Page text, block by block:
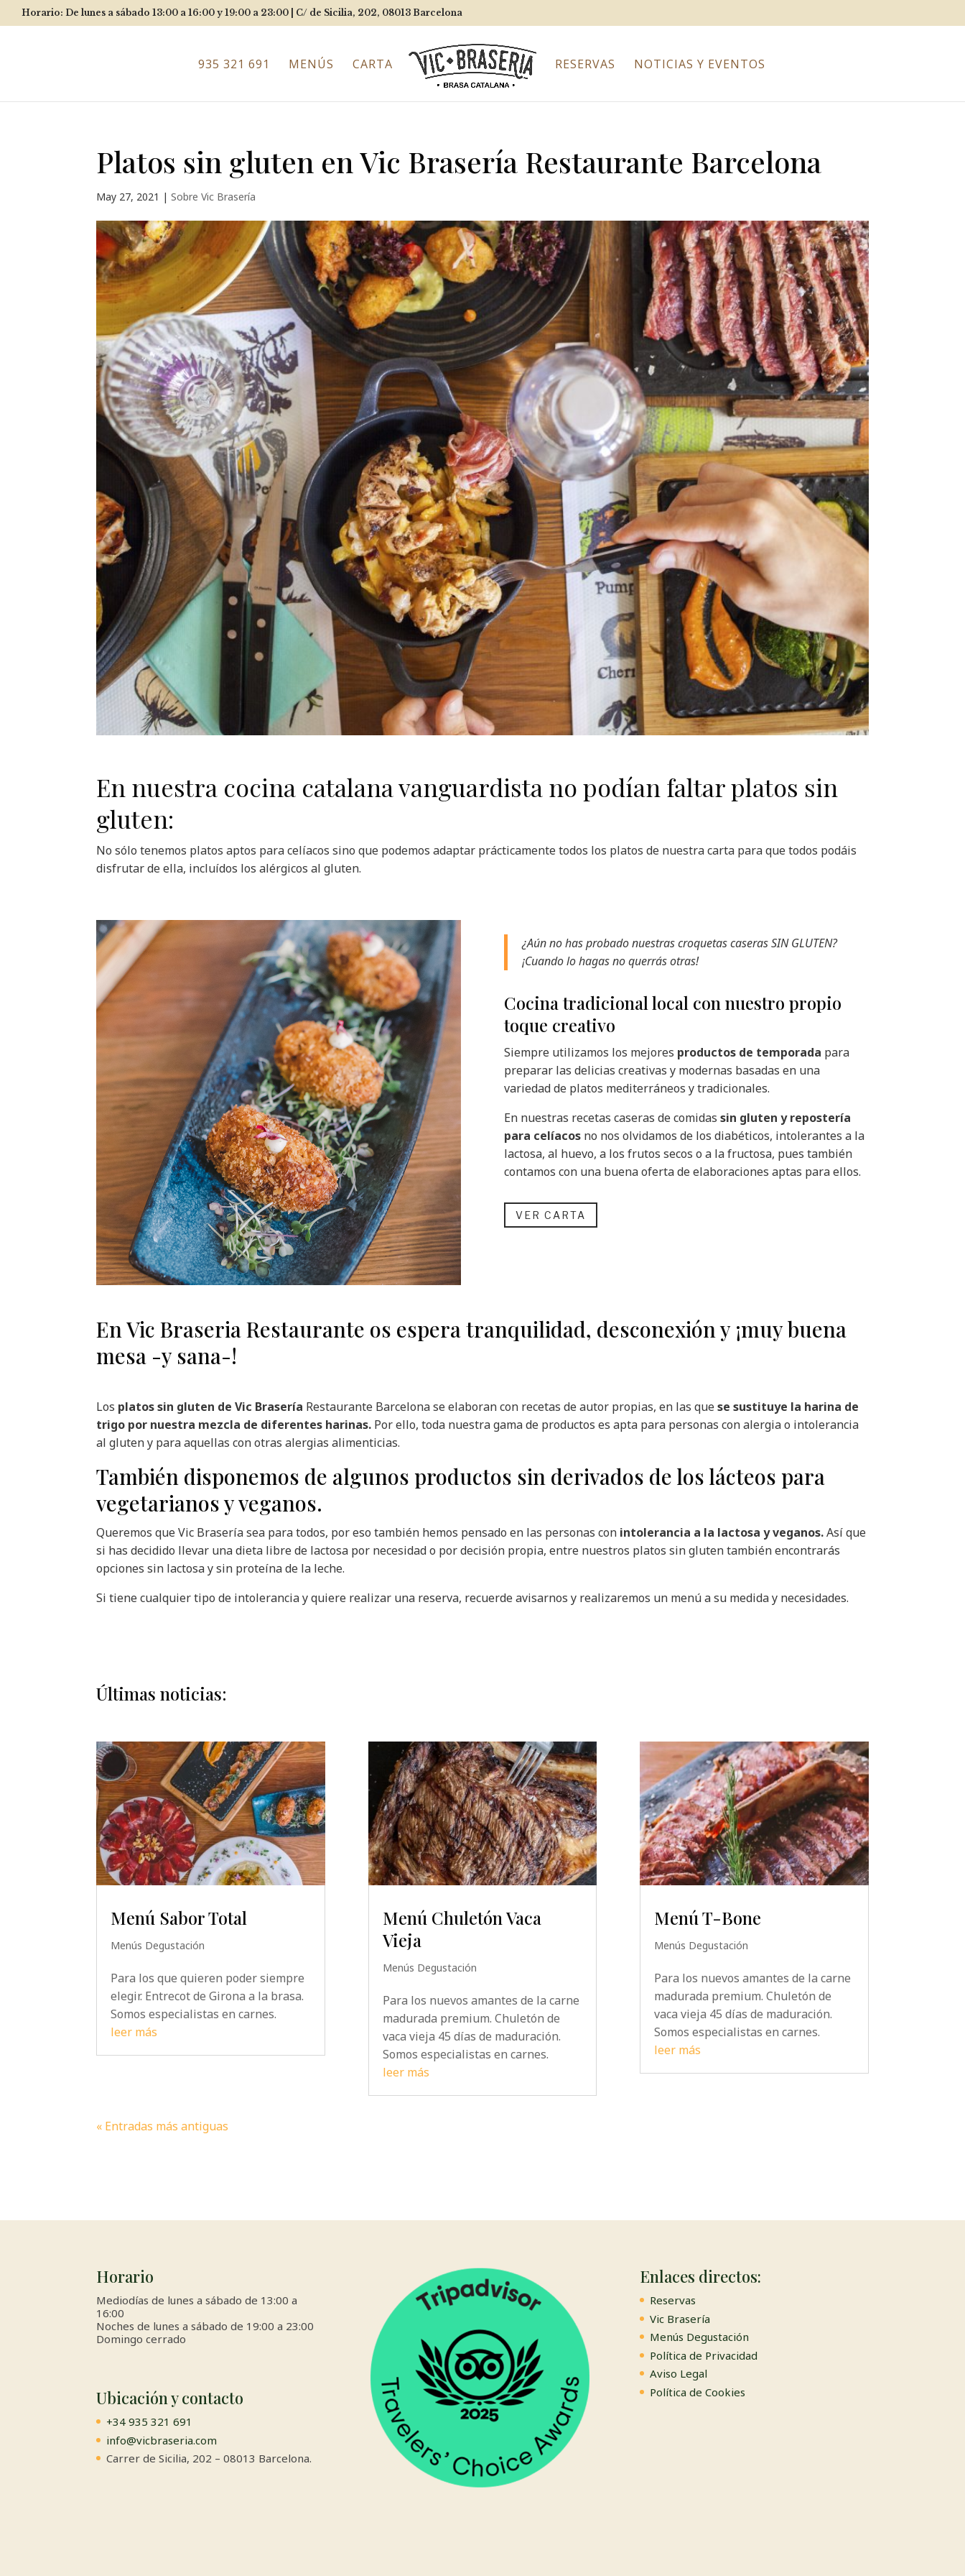
Horario: De lunes a sábado 13:00 a 16:00 y 19:00 a 23:00 | C/ de Sicilia, 202, 08013 Barcelona
935 321 691 MENÚS CARTA RESERVAS NOTICIAS Y EVENTOS
Platos sin gluten en Vic Brasería Restaurante Barcelona
May 27, 2021 |Sobre Vic Brasería
En nuestra cocina catalana vanguardista no podían faltar platos sin
gluten:
No sólo tenemos platos aptos para celíacos sino que podemos adaptar prácticamente todos los platos de nuestra carta para que todos podáis
disfrutar de ella, incluídos los alérgicos al gluten.
¿Aún no has probado nuestras croquetas caseras SIN GLUTEN?
¡Cuando lo hagas no querrás otras!
Cocina tradicional local con nuestro propio
toque creativo
Siempre utilizamos los mejores productos de temporada para
preparar las delicias creativas y modernas basadas en una
variedad de platos mediterráneos y tradicionales.
En nuestras recetas caseras de comidas sin gluten y repostería
para celíacos no nos olvidamos de los diabéticos, intolerantes a la
lactosa, al huevo, a los frutos secos o a la fructosa, pues también
contamos con una buena oferta de elaboraciones aptas para ellos.
VER CARTA
En Vic Braseria Restaurante os espera tranquilidad, desconexión y ¡muy buena
mesa -y sana-!
Los platos sin gluten de Vic Brasería Restaurante Barcelona se elaboran con recetas de autor propias, en las quese sustituye la harina de
trigo por nuestra mezcla de diferentes harinas. Por ello, toda nuestra gama de productos es apta para personas con alergia o intolerancia
al gluten y para aquellas con otras alergias alimenticias.
También disponemos de algunos productos sin derivados de los lácteos para
vegetarianos y veganos.
Queremos que Vic Brasería sea para todos, por eso también hemos pensado en las personas con intolerancia a la lactosa y veganos.Así que
si has decidido llevar una dieta libre de lactosa por necesidad o por decisión propia, entre nuestros platos sin glutentambién encontrarás
opciones sin lactosa y sin proteína de la leche.
Si tiene cualquier tipo de intolerancia y quiere realizar una reserva, recuerde avisarnos y realizaremos un menú a su medida y necesidades.
Últimas noticias:
Menú Sabor Total
Menús Degustación
Para los que quieren poder siempre
elegir. Entrecot de Girona a la brasa.
Somos especialistas en carnes.
leer más
Menú Chuletón Vaca
Vieja
Menús Degustación
Para los nuevos amantes de la carne
madurada premium. Chuletón de
vaca vieja 45 días de maduración.
Somos especialistas en carnes.
leer más
Menú T-Bone
Menús Degustación
Para los nuevos amantes de la carne
madurada premium. Chuletón de
vaca vieja 45 días de maduración.
Somos especialistas en carnes.
leer más
« Entradas más antiguas
Horario
Mediodías de lunes a sábado de 13:00 a
16:00
Noches de lunes a sábado de 19:00 a 23:00
Domingo cerrado
Ubicación y contacto
+34 935 321 691
info@vicbraseria.com
Carrer de Sicilia, 202 – 08013 Barcelona.
Enlaces directos:
Reservas
Vic Brasería
Menús Degustación
Política de Privacidad
Aviso Legal
Política de Cookies